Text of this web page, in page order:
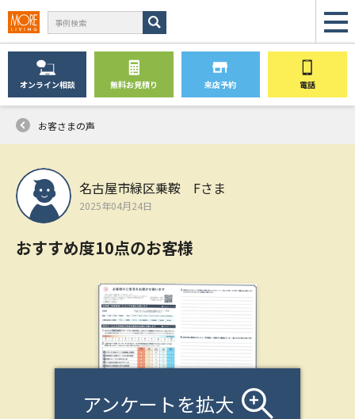
オンライン相談 無料お見積り 来店予約 電話
お客さまの声
名古屋市緑区乗鞍 Fさま
2025年04月24日
おすすめ度10点のお客様
アンケートを拡大